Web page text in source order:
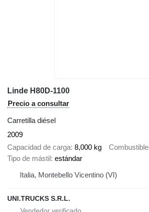
Linde H80D-1100
Precio a consultar
Carretilla diésel
2009
Capacidad de carga 8,000 kg Combustible
Tipo de mástil estándar
Italia, Montebello Vicentino (VI)
UNI.TRUCKS S.R.L.